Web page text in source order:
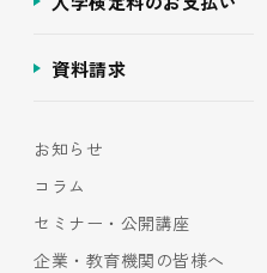
資料請求
お知らせ
コラム
セミナー・公開講座
企業・教育機関の皆様へ